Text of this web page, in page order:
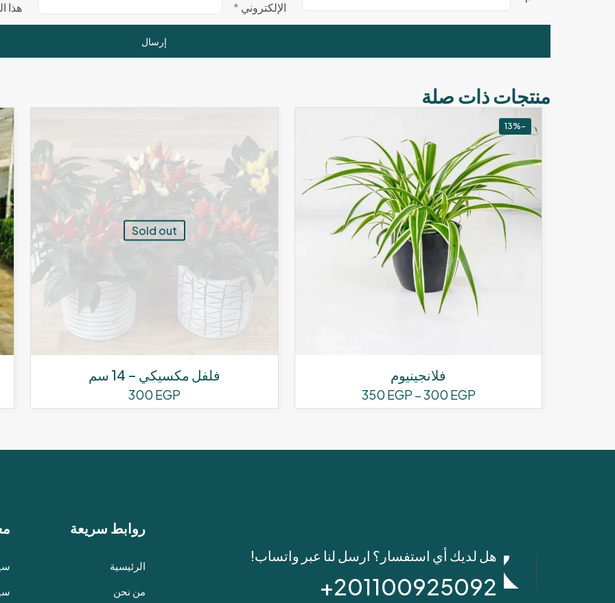
الإلكتروني *
هذا
منتجات ذات صلة
-13%
فلانجينيوم
300 EGP
–
350 EGP
نطاق
السعر:
من
الخيارات
على
صفحة
Sold out
فلفل مكسيكي – 14 سم
300 EGP
هل لديك أي استفسار؟ ارسل لنا عبر واتساب!
201100925092+
روابط سريعة
الرئيسية
من نحن